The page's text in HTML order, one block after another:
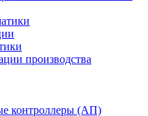
производства
контроллеры (АП)